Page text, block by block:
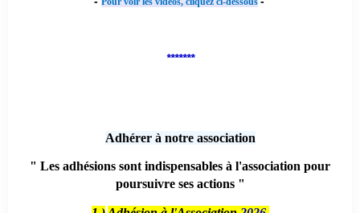
*******
Adhérer à notre association
" Les adhésions sont indispensables à l'association pour
poursuivre ses actions "